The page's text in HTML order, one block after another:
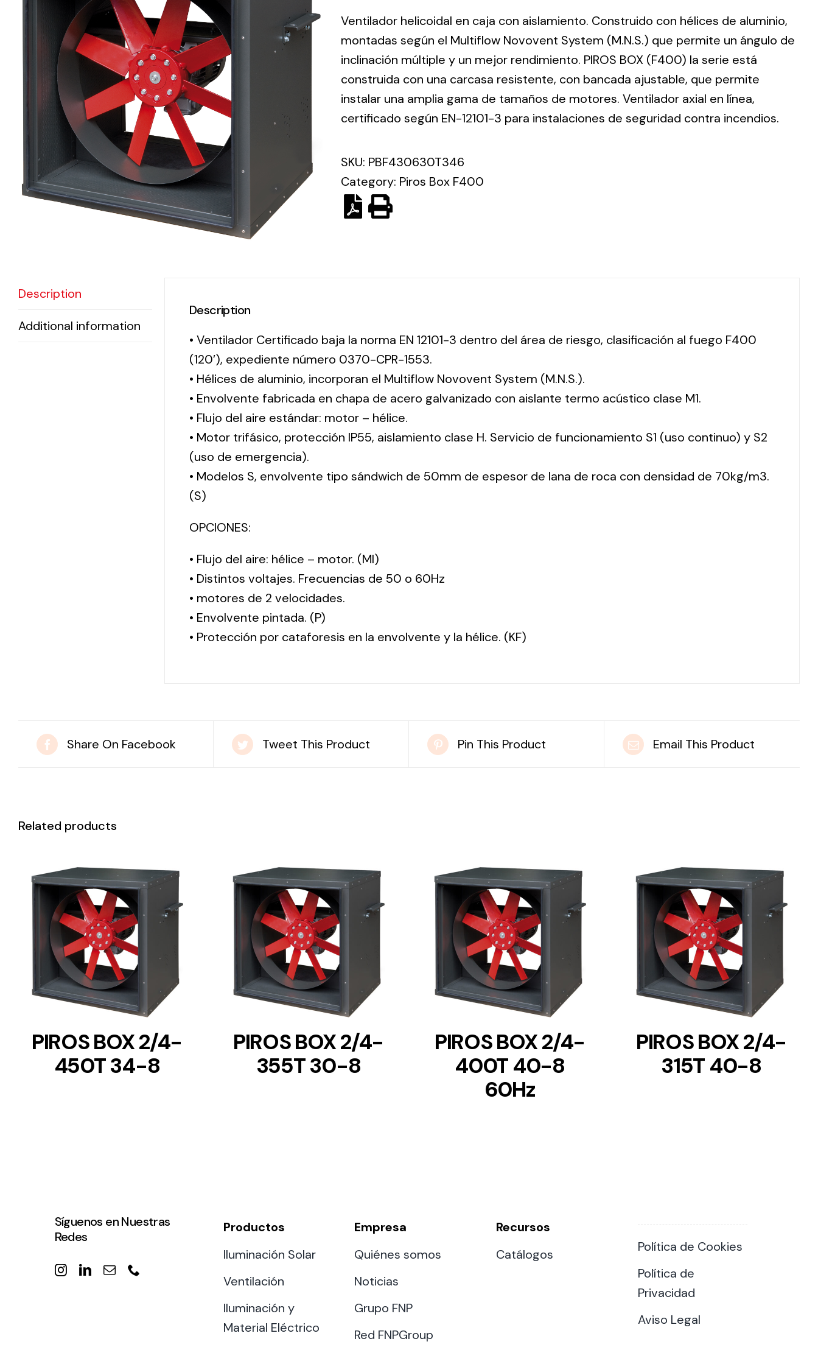
Electrical
Equipment
solutions in
lighting and
electrical
material for
each project
Ventilation
The
incorporation of
Novovent into
offer of
ventilation
products for
different uses
Solar lighting
solutions for all
Ventilador helicoidal en caja con aislamiento. Construido con hélices de aluminio,
montadas según el Multiflow Novovent System (M.N.S.) que permite un ángulo de
inclinación múltiple y un mejor rendimiento. PIROS BOX (F400) la serie está
construida con una carcasa resistente, con bancada ajustable, que permite
instalar una amplia gama de tamaños de motores. Ventilador axial en línea,
certificado según EN-12101-3 para instalaciones de seguridad contra incendios.
SKU: PBF430630T346
Category: Piros Box F400
Description
Additional information
Description
• Ventilador Certificado baja la norma EN 12101-3 dentro del área de riesgo, clasificación al fuego F400
(120′), expediente número 0370-CPR-1553.
• Hélices de aluminio, incorporan el Multiflow Novovent System (M.N.S.).
• Envolvente fabricada en chapa de acero galvanizado con aislante termo acústico clase M1.
• Flujo del aire estándar: motor – hélice.
• Motor trifásico, protección IP55, aislamiento clase H. Servicio de funcionamiento S1 (uso continuo) y S2
(uso de emergencia).
• Modelos S, envolvente tipo sándwich de 50mm de espesor de lana de roca con densidad de 70kg/m3.
(S)
OPCIONES:
• Flujo del aire: hélice – motor. (MI)
• Distintos voltajes. Frecuencias de 50 o 60Hz
• motores de 2 velocidades.
• Envolvente pintada. (P)
• Protección por cataforesis en la envolvente y la hélice. (KF)
Share On Facebook Tweet This Product Pin This Product Email This Product
Related products
DETAILS
PIROS BOX 2/4-
450T 34-8
DETAILS
PIROS BOX 2/4-
355T 30-8
DETAILS
PIROS BOX 2/4-
400T 40-8
60Hz
DETAILS
PIROS BOX 2/4-
315T 40-8
Síguenos en Nuestras
Redes
Productos
Iluminación Solar
Ventilación
Iluminación y
Material Eléctrico
Empresa
Quiénes somos
Noticias
Grupo FNP
Red FNPGroup
Recursos
Catálogos
Política de Cookies
Política de
Privacidad
Aviso Legal